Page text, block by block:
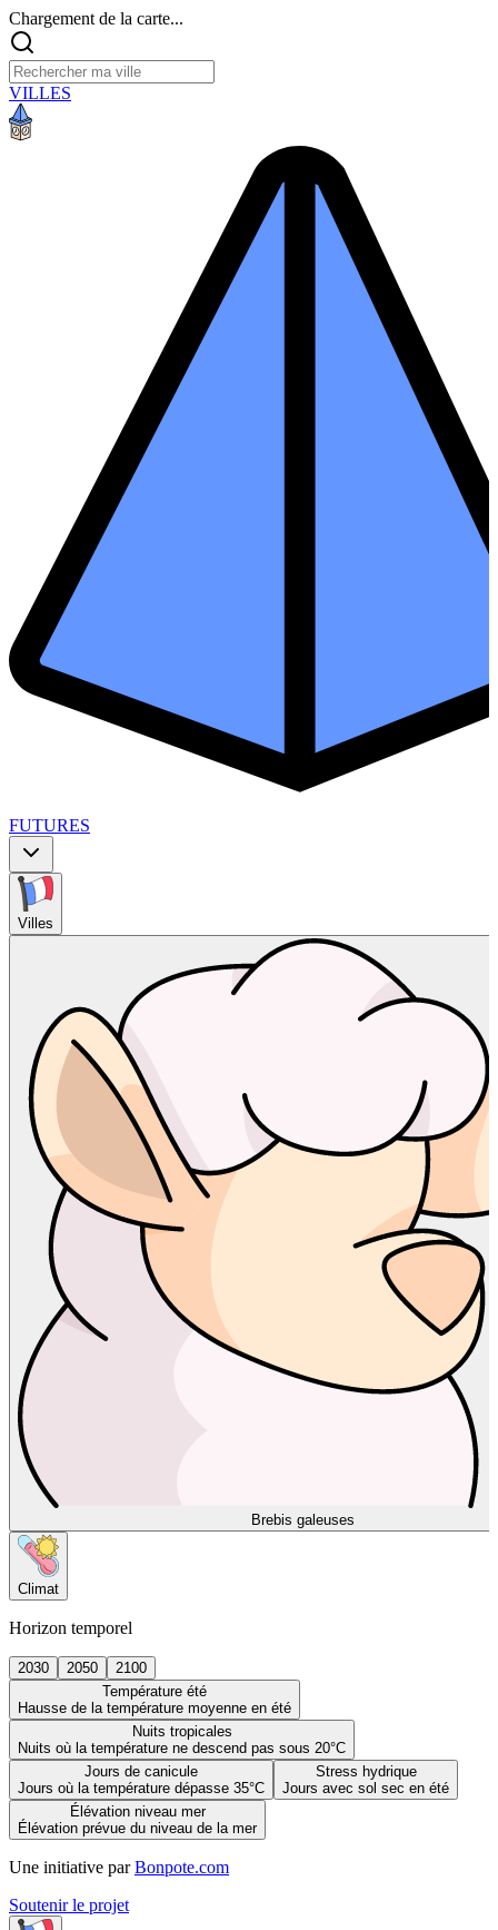
Chargement de la carte...
VILLES
FUTURES
Villes
Brebis galeuses
Climat
Horizon temporel
2030 2050
2100
Température été
Hausse de la température moyenne en été
Nuits tropicales
Nuits où la température ne descend pas sous 20°C
Jours de canicule
Jours où la température dépasse 35°C
Stress hydrique
Jours avec sol sec en été
Élévation niveau mer
Élévation prévue du niveau de la mer
Une initiative par Bonpote.com
Soutenir le projet